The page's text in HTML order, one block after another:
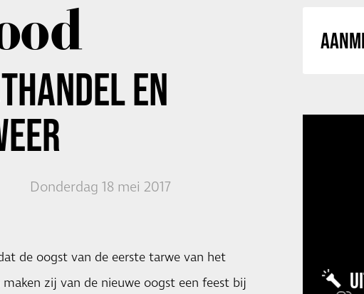
EN
Donderdag 18 mei 2017
de oogst van de eerste tarwe van het
zij van de nieuwe oogst een feest bij